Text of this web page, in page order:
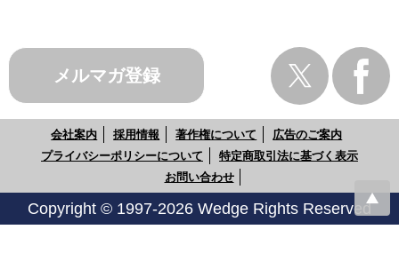
メルマガ登録
会社案内 採用情報 著作権について
広告のご案内
プライバシーポリシーについて
特定商取引法に基づく表示
お問い合わせ
Copyright © 1997-2026 Wedge Rights Reserved